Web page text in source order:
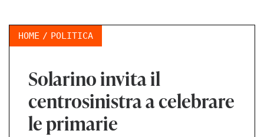
HOME POLITICA
Solarino invita il
centrosinistra a celebrare
le primarie